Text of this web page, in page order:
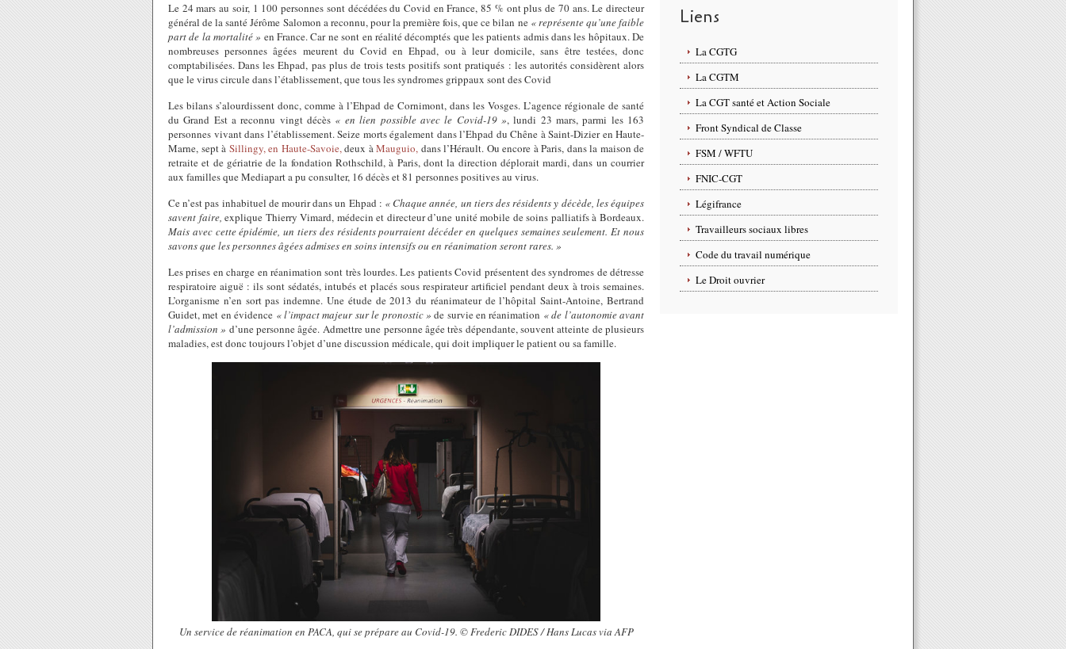
Le 24 mars au soir, 1 100 personnes sont décédées du Covid en France, 85 % ont plus de 70 ans. Le directeur
général de la santé Jérôme Salomon a reconnu, pour la première fois, que ce bilan ne « représente qu’une faible
part de la mortalité » en France. Car ne sont en réalité décomptés que les patients admis dans les hôpitaux. De
nombreuses personnes âgées meurent du Covid en Ehpad, ou à leur domicile, sans être testées, donc
comptabilisées. Dans les Ehpad, pas plus de trois tests positifs sont pratiqués : les autorités considèrent alors
que le virus circule dans l’établissement, que tous les syndromes grippaux sont des Covid
Les bilans s’alourdissent donc, comme à l’Ehpad de Cornimont, dans les Vosges. L’agence régionale de santé
du Grand Est a reconnu vingt décès « en lien possible avec le Covid-19 », lundi 23 mars, parmi les 163
personnes vivant dans l’établissement. Seize morts également dans l’Ehpad du Chêne à Saint-Dizier en Haute-
Marne, sept à Sillingy, en Haute-Savoie,deux àMauguio, dans l’Hérault. Ou encore à Paris, dans la maison de
retraite et de gériatrie de la fondation Rothschild, à Paris, dont la direction déplorait mardi, dans un courrier
aux familles que Mediapart a pu consulter, 16 décès et 81 personnes positives au virus.
Ce n’est pas inhabituel de mourir dans un Ehpad : « Chaque année, un tiers des résidents y décède, les équipes
savent faire, explique Thierry Vimard, médecin et directeur d’une unité mobile de soins palliatifs à Bordeaux.
Mais avec cette épidémie, un tiers des résidents pourraient décéder en quelques semaines seulement. Et nous
savons que les personnes âgées admises en soins intensifs ou en réanimation seront rares. »
Les prises en charge en réanimation sont très lourdes. Les patients Covid présentent des syndromes de détresse
respiratoire aiguë : ils sont sédatés, intubés et placés sous respirateur artificiel pendant deux à trois semaines.
L’organisme n’en sort pas indemne. Une étude de 2013 du réanimateur de l’hôpital Saint-Antoine, Bertrand
Guidet, met en évidence « l’impact majeur sur le pronostic » de survie en réanimation « de l’autonomie avant
l’admission » d’une personne âgée. Admettre une personne âgée très dépendante, souvent atteinte de plusieurs
maladies, est donc toujours l’objet d’une discussion médicale, qui doit impliquer le patient ou sa famille.
Un service de réanimation en PACA, qui se prépare au Covid-19. © Frederic DIDES / Hans Lucas via AFP
Liens
La CGTG
La CGTM
La CGT santé et Action Sociale
Front Syndical de Classe
FSM / WFTU
FNIC-CGT
Légifrance
Travailleurs sociaux libres
Code du travail numérique
Le Droit ouvrier